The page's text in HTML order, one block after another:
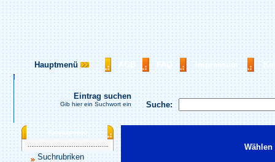
Hauptmenü AGB FAQ Impressum
Suche:
Eintrag suchen
Gib hier ein Suchwort ein
Katalogmenü
Suchrubriken